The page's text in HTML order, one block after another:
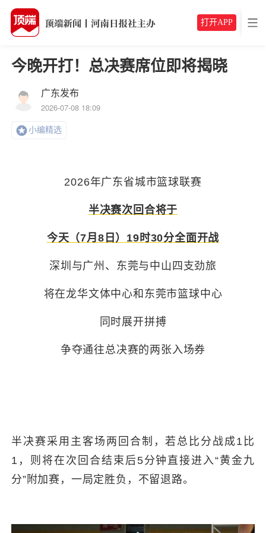
打开APP
今晚开打！总决赛席位即将揭晓
广东发布
2026-07-08 18:09
小编精选
2026年广东省城市篮球联赛
半决赛次回合将于
今天（7月8日）19时30分全面开战
深圳与广州、东莞与中山 四支劲旅
将在龙华文体中心和 东莞市篮球中心
同时展开拼搏
争夺通往总决赛的两张入场券
半决赛采用主客场两回合制，若总比分战成1比
1，则将在次回合结束后5分钟直接进入“黄金九
分”附加赛，一局定胜负，不留退路。